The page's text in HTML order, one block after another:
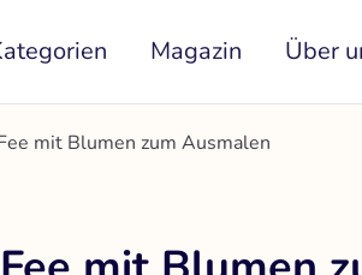
Magazin Über
mit Blumen zum Ausmalen